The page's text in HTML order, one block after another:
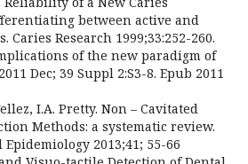
between active and
Research 1999;33:252-260.
of the new paradigm of
Dec; 39 Suppl 2:S3-8. Epub 2011
I.A. Pretty. Non – Cavitated
Methods: a systematic review.
2013;41; 55-66